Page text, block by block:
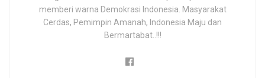
memberi warna Demokrasi Indonesia. Masyarakat
Cerdas, Pemimpin Amanah, Indonesia Maju dan
Bermartabat..!!!